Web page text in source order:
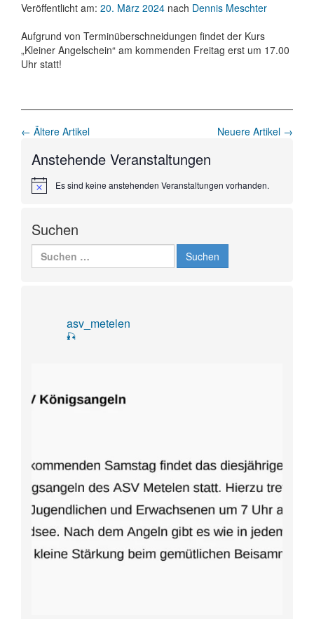
Veröffentlicht am: 20. März 2024 nach Dennis Meschter
Aufgrund von Terminüberschneidungen findet der Kurs
„Kleiner Angelschein“ am kommenden Freitag erst um 17.00
Uhr statt!
Beitrags-
Navigation
← Ältere Artikel Neuere Artikel →
Anstehende Veranstaltungen
H
w
e
i
Es sind keine anstehenden Veranstaltungen vorhanden.
Suchen
nach:
asv_metelen
🎣